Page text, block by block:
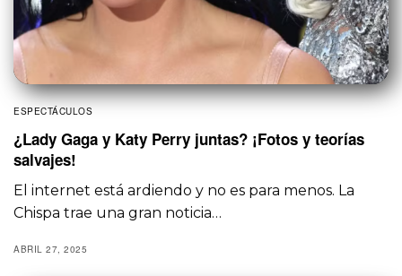
ESPECTÁCULOS
¿Lady Gaga y Katy Perry juntas? ¡Fotos y teorías
salvajes!
El internet está ardiendo y no es para menos. La
Chispa trae una gran noticia…
ABRIL 27, 2025